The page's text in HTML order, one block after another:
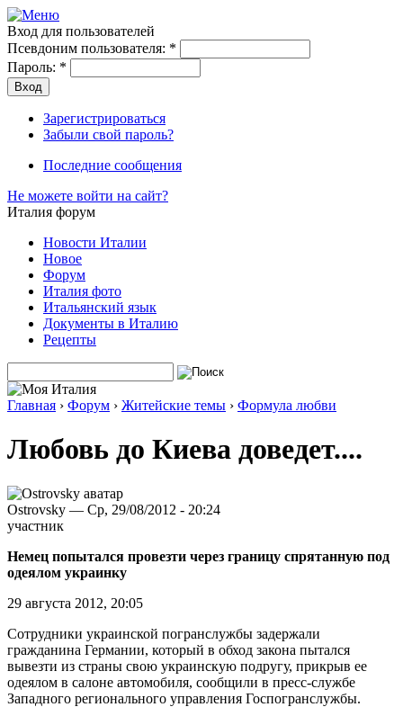
Вход для пользователей
Псевдоним пользователя: *
Пароль: *
Зарегистрироваться
Забыли свой пароль?
Последние сообщения
Не можете войти на сайт?
Италия форум
Новости Италии
Новое
Форум
Италия фото
Итальянский язык
Документы в Италию
Рецепты
Главная › Форум › Житейские темы › Формула любви
Любовь до Киева доведет....
Ostrovsky — Ср, 29/08/2012 - 20:24
участник
Немец попытался провезти через границу спрятанную под
одеялом украинку
29 августа 2012, 20:05
Сотрудники украинской погранслужбы задержали
гражданина Германии, который в обход закона пытался
вывезти из страны свою украинскую подругу, прикрыв ее
одеялом в салоне автомобиля, сообщили в пресс-службе
Западного регионального управления Госпогранслужбы.